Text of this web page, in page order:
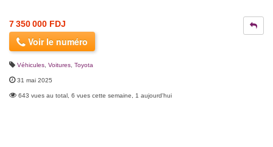
7 350 000 FDJ
Voir le numéro
Véhicules Voitures Toyota
31 mai 2025
643 vues au total, 6 vues cette semaine, 1 aujourd'hui